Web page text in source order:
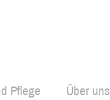
Pflege Über uns